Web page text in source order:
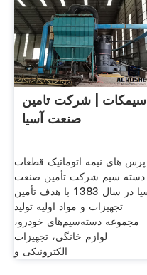
سیمکات | شرکت تامین
صنعت آسیا
پرس های نیمه اتوماتیک قطعات
دسته سیم شرکت تأمین صنعت
آسیا در سال 1383 با هدف تأمین
تجهیزات و مواد اولیه تولید
مجموعه دسته‌سیم‌های خودرو،
لوازم خانگی، تجهیزات
الکترونیکی و